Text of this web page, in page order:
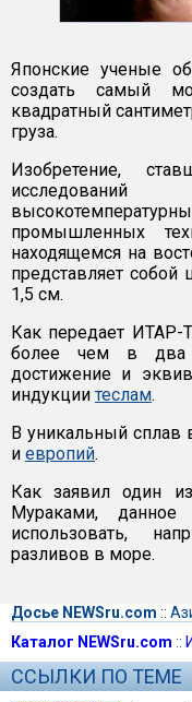
Японские ученые
создать самый
квадратный
груза.
Изобретение,
промышленных
находящемся на
представляет
1,5 см.
Как передает ИТАР-
более чем в два
достижение и
индукции теслам.
В уникальный сплав
и европий.
Как заявил один
Мураками,
использовать,
разливов в море.
Досье NEWSru.com ::
Каталог NEWSru.com ::
ССЫЛКИ ПО ТЕМЕ